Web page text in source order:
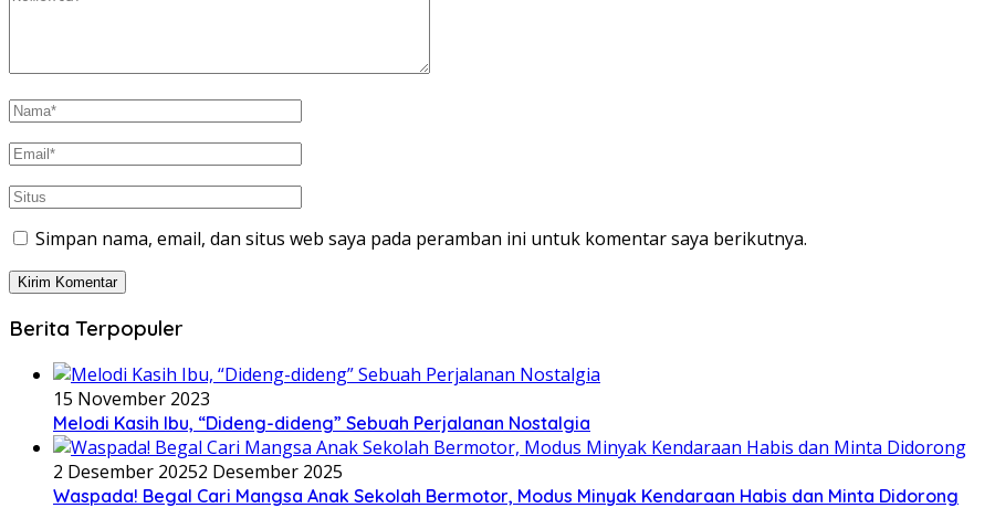
Simpan nama, email, dan situs web saya pada peramban ini untuk komentar saya berikutnya.
Berita Terpopuler
15 November 2023
Melodi Kasih Ibu, “Dideng-dideng” Sebuah Perjalanan Nostalgia
2 Desember 20252 Desember 2025
Waspada! Begal Cari Mangsa Anak Sekolah Bermotor, Modus Minyak Kendaraan Habis dan Minta Didorong